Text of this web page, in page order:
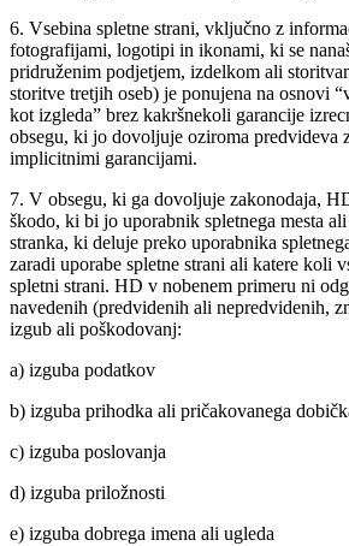
6. Vsebina spletne strani, vključno z
fotografijami, logotipi in ikonami, ki se
pridruženim podjetjem, izdelkom ali
storitve tretjih oseb) je ponujena na osnovi
kot izgleda” brez kakršnekoli garancije
obsegu, ki jo dovoljuje oziroma predvideva
implicitnimi garancijami.
7. V obsegu, ki ga dovoljuje zakonodaja,
škodo, ki bi jo uporabnik spletnega mesta
stranka, ki deluje preko uporabnika
zaradi uporabe spletne strani ali katere koli
spletni strani. HD v nobenem primeru ni
navedenih (predvidenih ali nepredvidenih,
izgub ali poškodovanj:
a) izguba podatkov
b) izguba prihodka ali pričakovanega
c) izguba poslovanja
d) izguba priložnosti
e) izguba dobrega imena ali ugleda